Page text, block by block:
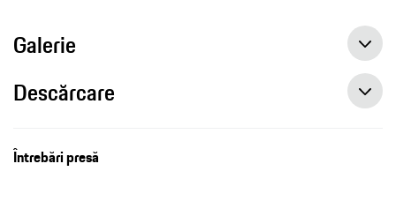
Galerie
Descărcare
Întrebări presă